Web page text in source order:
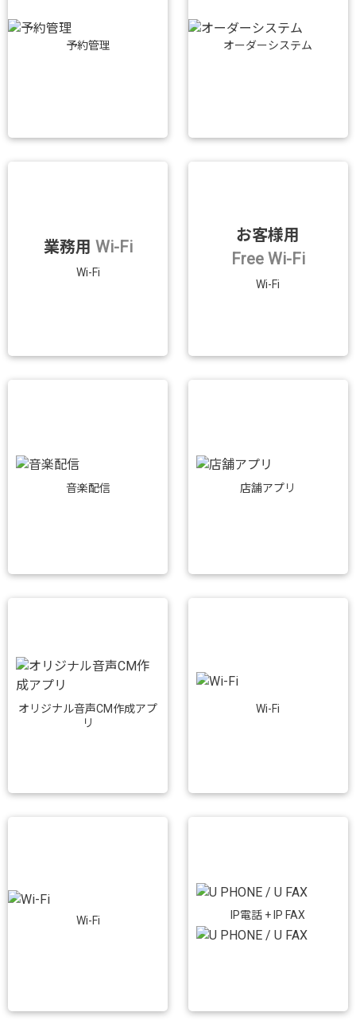
予約管理 オーダーシステム
業務用 Wi-Fi
Wi-Fi
お客様用
Free Wi-Fi
Wi-Fi
音楽配信 店舗アプリ
オリジナル音声CM作成アプ
リ
Wi-Fi
Wi-Fi IP電話 + IP FAX